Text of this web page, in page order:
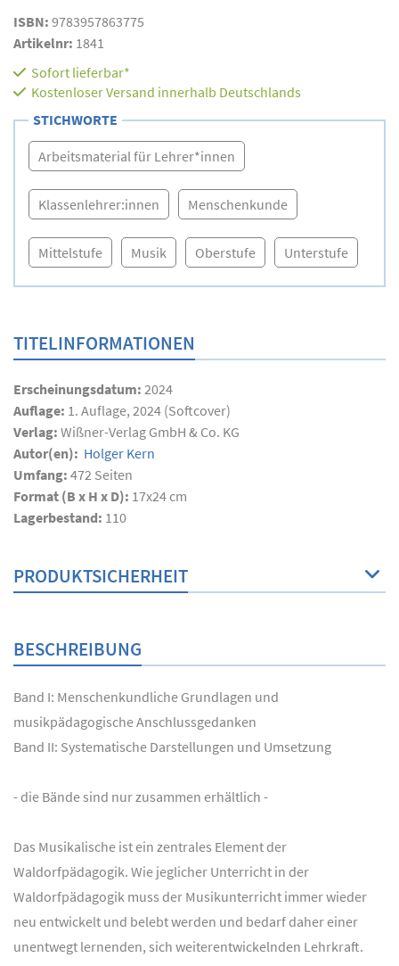
ISBN: 9783957863775
Artikelnr: 1841
Sofort lieferbar*
Kostenloser Versand innerhalb Deutschlands
STICHWORTE
Arbeitsmaterial für Lehrer*innen
Klassenlehrer:innen Menschenkunde
Mittelstufe Musik Oberstufe Unterstufe
TITELINFORMATIONEN
Erscheinungsdatum: 2024
Auflage: 1. Auflage, 2024 (Softcover)
Verlag: Wißner-Verlag GmbH & Co. KG
Autor(en): Holger Kern
Umfang: 472 Seiten
Format (B x H x D): 17x24 cm
Lagerbestand: 110
PRODUKTSICHERHEIT
BESCHREIBUNG
Band I: Menschenkundliche Grundlagen und
musikpädagogische Anschlussgedanken
Band II: Systematische Darstellungen und Umsetzung
- die Bände sind nur zusammen erhältlich -
Das Musikalische ist ein zentrales Element der
Waldorfpädagogik. Wie jeglicher Unterricht in der
Waldorfpädagogik muss der Musikunterricht immer wieder
neu entwickelt und belebt werden und bedarf daher einer
unentwegt lernenden, sich weiterentwickelnden Lehrkraft.